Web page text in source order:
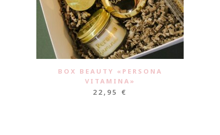
BOX BEAUTY «PERSONA
VITAMINA»
22,95 €